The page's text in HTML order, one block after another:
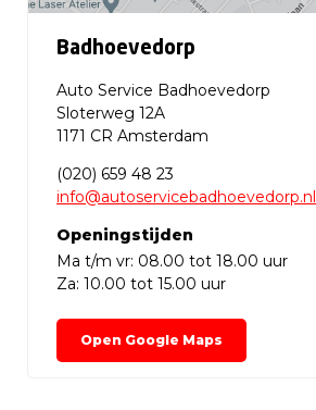
Badhoevedorp
Auto Service Badhoevedorp
Sloterweg 12A
1171 CR Amsterdam
(020) 659 48 23
info@autoservicebadhoevedorp.nl
Openingstijden
Ma t/m vr: 08.00 tot 18.00 uur
Za: 10.00 tot 15.00 uur
Open Google Maps